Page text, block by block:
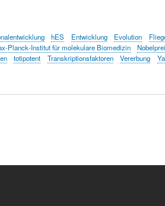
hES Entwicklung Evolution
Planck-Institut für molekulare Biomedizin
totipotent Transkriptionsfaktoren Vererbung